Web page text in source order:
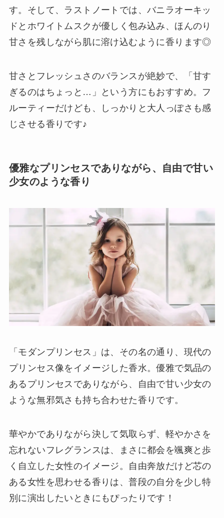
す。そして、ラストノートでは、バニラオーキッ
ドとホワイトムスクが優しく包み込み、ほんのり
甘さを残しながら肌に溶け込むように香ります◎
甘さとフレッシュさのバランスが絶妙で、「甘す
ぎるのはちょっと…」という方にもおすすめ。フ
ルーティーだけども、しっかりと大人っぽさも感
じさせる香りです♪
優雅なプリンセスでありながら、自由で甘い
少女のような香り
「モダンプリンセス」は、その名の通り、現代の
プリンセス像をイメージした香水。優雅で気品の
あるプリンセスでありながら、自由で甘い少女の
ような無邪気さも持ち合わせた香りです。
華やかでありながら決して気取らず、軽やかさを
忘れないフレグランスは、まさに都会を颯爽と歩
く自立した女性のイメージ。自由奔放だけど芯の
ある女性を思わせる香りは、普段の自分を少し特
別に演出したいときにもぴったりです！